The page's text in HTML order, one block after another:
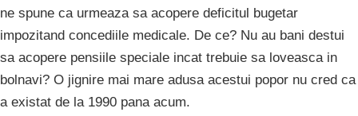
ne spune ca urmeaza sa acopere deficitul bugetar
impozitand concediile medicale. De ce? Nu au bani destui
sa acopere pensiile speciale incat trebuie sa loveasca in
bolnavi? O jignire mai mare adusa acestui popor nu cred ca
a existat de la 1990 pana acum.